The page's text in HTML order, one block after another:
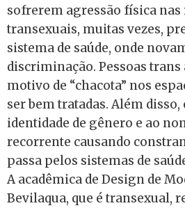
sofrerem agressão física nas
transexuais, muitas vezes,
sistema de saúde, onde
discriminação. Pessoas
motivo de “chacota” nos
ser bem tratadas. Além
identidade de gênero e ao
recorrente causando
passa pelos sistemas de
A acadêmica de Design de
Bevilaqua, que é transexual,